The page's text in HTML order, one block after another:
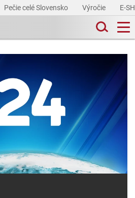
Pečie celé Slovensko Výročie E-